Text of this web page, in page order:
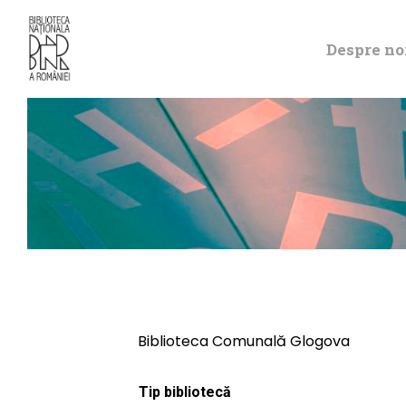
Despre
Biblioteca Comunală Glogova
Tip bibliotecă